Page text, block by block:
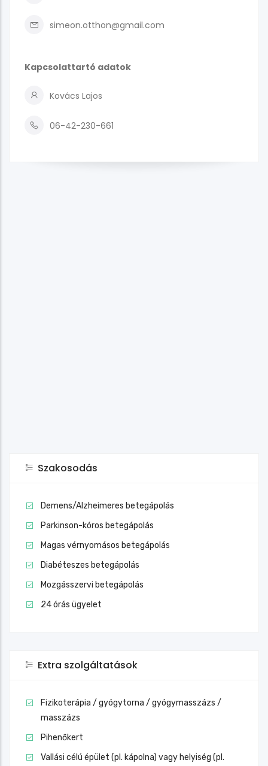
simeon.otthon@gmail.com
Kapcsolattartó adatok
Kovács Lajos
06-42-230-661
Szakosodás
Demens/Alzheimeres betegápolás
Parkinson-kóros betegápolás
Magas vérnyomásos betegápolás
Diabéteszes betegápolás
Mozgásszervi betegápolás
24 órás ügyelet
Extra szolgáltatások
Fizikoterápia / gyógytorna / gyógymasszázs /
masszázs
Pihenőkert
Vallási célú épület (pl. kápolna) vagy helyiség (pl.